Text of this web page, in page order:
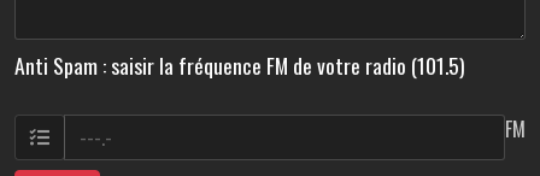
Anti Spam : saisir la fréquence FM de votre radio (101.5)
FM